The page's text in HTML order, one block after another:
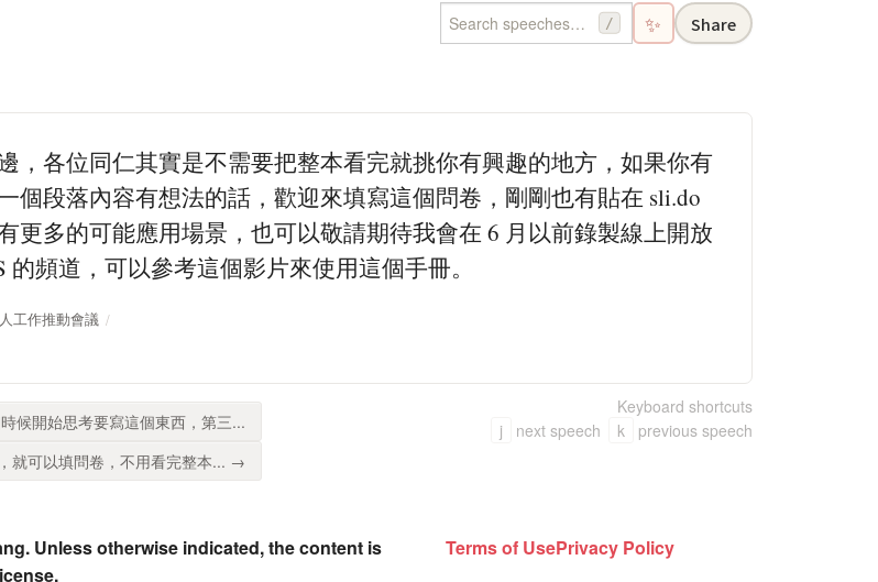
/ ✨ Share
，各位同仁其實是不需要把整本看完就挑你有興趣的地方，如果你有
個段落內容有想法的話，歡迎來填寫這個問卷，剛剛也有貼在 sli.do
更多的可能應用場景，也可以敬請期待我會在 6 月以前錄製線上開放
頻道，可以參考這個影片來使用這個手冊。
工作推動會議
候開始思考要寫這個東西，第三...
就可以填問卷，不用看完整本... →
Keyboard shortcuts
j
next speech k previous speech
Unless otherwise indicated, the content is
Terms of UsePrivacy Policy